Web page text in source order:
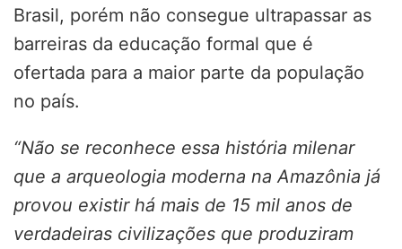
Brasil, porém não consegue ultrapassar as
barreiras da educação formal que é
ofertada para a maior parte da população
no país.
“Não se reconhece essa história milenar
que a arqueologia moderna na Amazônia já
provou existir há mais de 15 mil anos de
verdadeiras civilizações que produziram